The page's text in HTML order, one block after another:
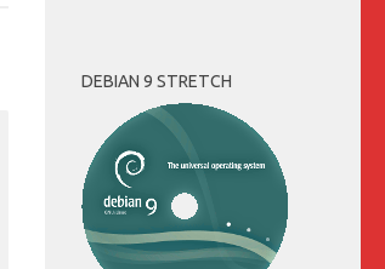
DEBIAN 9 STRETCH